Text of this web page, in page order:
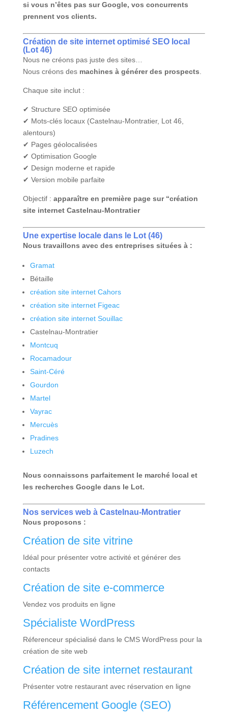
si vous n’êtes pas sur Google, vos concurrents
prennent vos clients.
Création de site internetoptimisé SEO local
(Lot 46)
Nous ne créons pas juste des sites…
Nous créons des machines à générer des prospects
Chaque site inclut :
✔ Structure SEO optimisée
✔ Mots-clés locaux (Castelnau-Montratier, Lot 46,
alentours)
✔ Pages géolocalisées
✔ Optimisation Google
✔ Design moderne et rapide
✔ Version mobile parfaite
Objectif : apparaître en première page sur “création
site internet Castelnau-Montratier
Une expertise locale dans le Lot (46)
Nous travaillons avec des entreprises situées à :
Gramat
Bétaille
création site internet Cahors
création site internet Figeac
création site internet Souillac
Castelnau-Montratier
Montcuq
Rocamadour
Saint-Céré
Gourdon
Martel
Vayrac
Mercuès
Pradines
Luzech
Nous connaissons parfaitement le marché local et
les recherches Google dans le Lot.
Nos services web à Castelnau-Montratier
Nous proposons :
Création de site vitrine
Idéal pour présenter votre activité et générer des
contacts
Création de site e-commerce
Vendez vos produits en ligne
Spécialiste WordPress
Réferenceur spécialisé dans le CMS WordPress pour la
création de site web
Création de site internet restaurant
Présenter votre restaurant avec réservation en ligne
Référencement Google (SEO)